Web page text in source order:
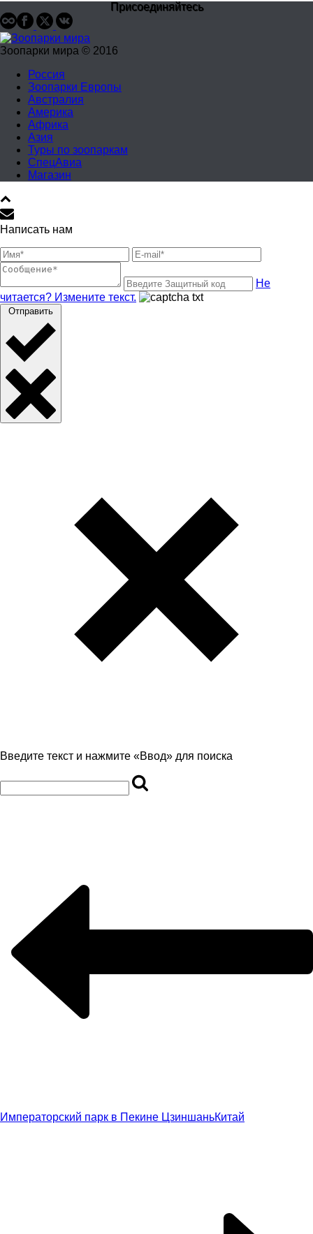
Присоединяйтесь
Зоопарки мира © 2016
Россия
Зоопарки Европы
Австралия
Америка
Африка
Азия
Туры по зоопаркам
СпецАвиа
Магазин
Написать нам
Не
читается? Измените текст.
Отправить
Введите текст и нажмите «Ввод» для поиска
Императорский парк в Пекине ЦзиншаньКитай